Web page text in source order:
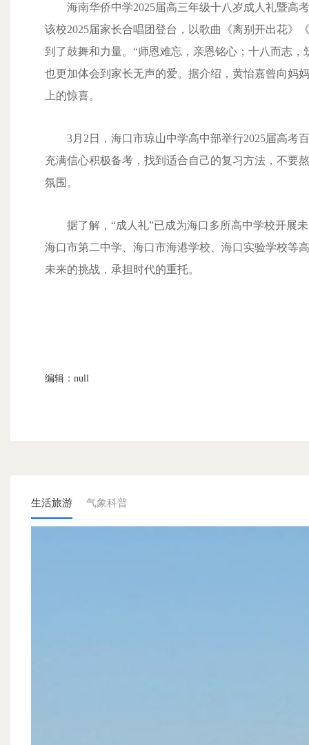
海南华侨中学2025届高三年级十八岁成人礼暨高
该校2025届家长合唱团登台，以歌曲《离别开出花》
到了鼓舞和力量。“师恩难忘，亲恩铭心；十八而志
也更加体会到家长无声的爱。据介绍，黄怡嘉曾向妈
上的惊喜。
3月2日，海口市琼山中学高中部举行2025届高考
充满信心积极备考，找到适合自己的复习方法，不
氛围。
据了解，“成人礼”已成为海口多所高中学校开展
海口市第二中学、海口市海港学校、海口实验学校等
未来的挑战，承担时代的重托。
编辑：null
生活旅游 气象科普